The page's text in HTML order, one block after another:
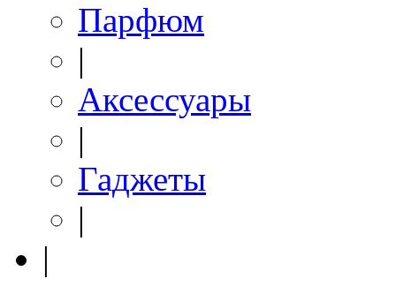
Парфюм
|
Аксессуары
|
Гаджеты
|
|